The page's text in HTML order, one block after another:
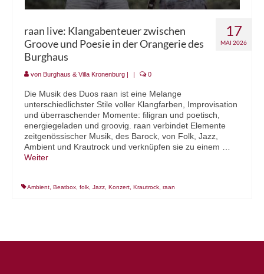
17
MAI 2026
raan live: Klangabenteuer zwischen
Groove und Poesie in der Orangerie des
Burghaus
von Burghaus & Villa Kronenburg | | 0
Die Musik des Duos raan ist eine Melange
unterschiedlichster Stile voller Klangfarben, Improvisation
und überraschender Momente: filigran und poetisch,
energiegeladen und groovig. raan verbindet Elemente
zeitgenössischer Musik, des Barock, von Folk, Jazz,
Ambient und Krautrock und verknüpfen sie zu einem …
Weiter
Ambient Beatbox folk Jazz Konzert Krautrock raan